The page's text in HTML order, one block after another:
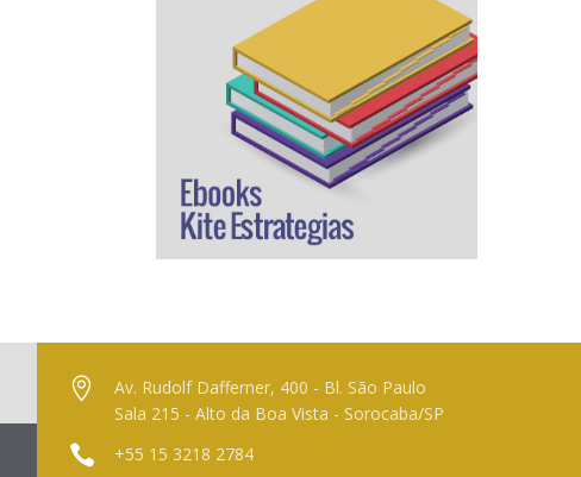
Av. Rudolf Dafferner, 400 - Bl. São Paulo
Sala 215 - Alto da Boa Vista - Sorocaba/SP
+55 15 3218 2784